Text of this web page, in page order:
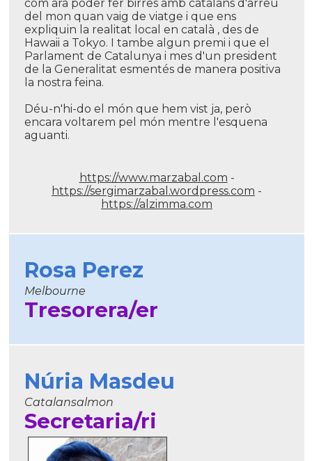
com ara poder fer birres amb catalans d'arreu
del mon quan vaig de viatge i que ens
expliquin la realitat local en català , des de
Hawaii a Tokyo. I tambe algun premi i que el
Parlament de Catalunya i mes d'un president
de la Generalitat esmentés de manera positiva
la nostra feina.
Déu-n'hi-do el món que hem vist ja, però
encara voltarem pel món mentre l'esquena
aguanti.
https://www.marzabal.com -
https://sergimarzabal.wordpress.com -
https://alzimma.com
Rosa Perez
Melbourne
Tresorera/er
Núria Masdeu
Catalansalmon
Secretaria/ri